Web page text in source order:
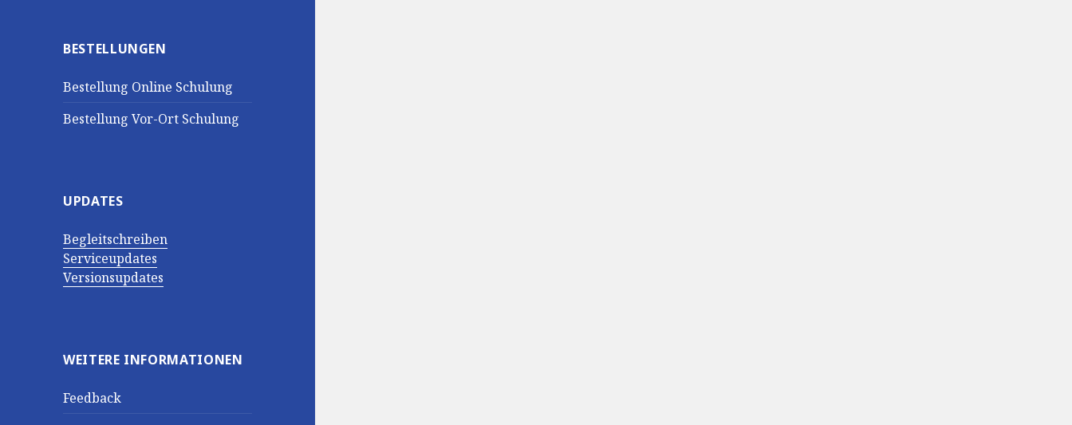
BESTELLUNGEN
Bestellung Online Schulung
Bestellung Vor-Ort Schulung
UPDATES
Begleitschreiben
Serviceupdates
Versionsupdates
WEITERE INFORMATIONEN
Feedback